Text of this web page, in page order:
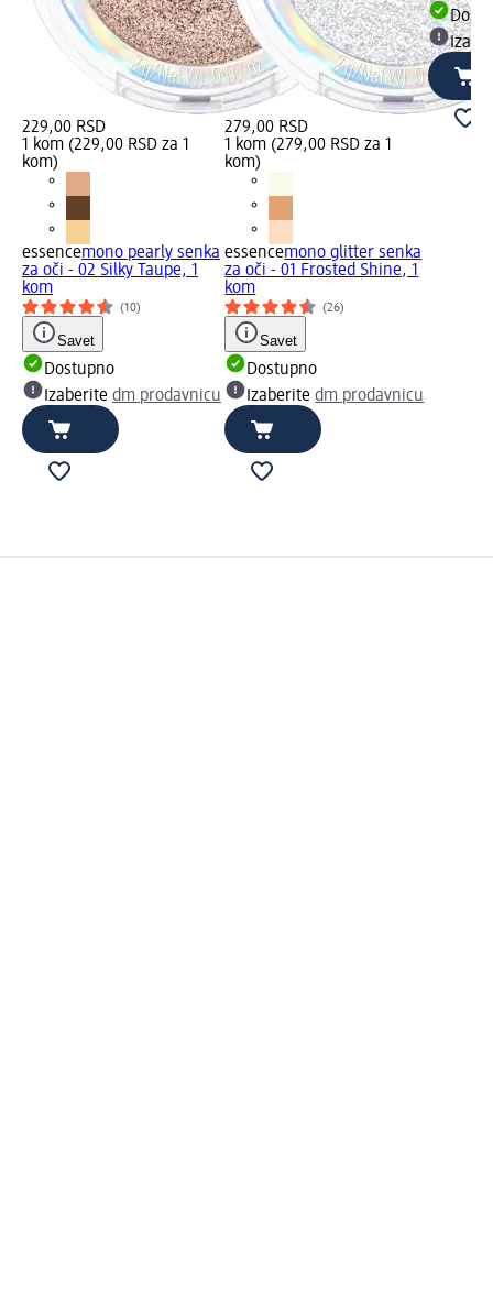
229,00 RSD
1 kom (229,00 RSD za 1
kom)
essencemono pearly senka
za oči - 02 Silky Taupe, 1
kom
(10)
Savet
Dostupno
Izaberite dm prodavnicu
279,00 RSD
1 kom (279,00 RSD za 1
kom)
essencemono glitter senka
za oči - 01 Frosted Shine, 1
kom
(26)
Savet
Dostupno
Izaberitedm prodavnicu